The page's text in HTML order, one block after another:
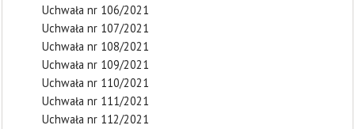
Uchwała nr 106/2021
Uchwała nr 107/2021
Uchwała nr 108/2021
Uchwała nr 109/2021
Uchwała nr 110/2021
Uchwała nr 111/2021
Uchwała nr 112/2021